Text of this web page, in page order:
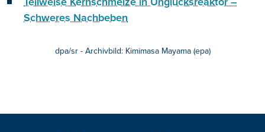
Schweres Nachbeben
dpa/sr - Archivbild: Kimimasa Mayama (epa)